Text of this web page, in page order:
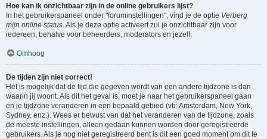
Hoe kan ik onzichtbaar zijn in de online gebruikers lijst?
In het gebruikerspaneel onder "foruminstellingen", vind je de optie Verberg
mijn online status. Als je deze optie activeert zul je onzichtbaar zijn voor
iedereen, behalve voor beheerders, moderators en jezelf.
Omhoog
De tijden zijn niet correct!
Het is mogelijk dat de tijd die gegeven wordt van een andere tijdzone is dan
waarin jij woont. Als dit het geval is, moet je naar het gebruikerspaneel gaan
en je tijdzone veranderen in een bepaald gebied (vb: Amsterdam, New York,
Sydney, enz.). Wees er bewust van dat het veranderen van de tijdzone, zoals
de meeste instellingen, alleen gedaan kunnen worden door geregistreerde
gebruikers. Als je nog niet geregistreerd bent is dit een goed moment om dit te